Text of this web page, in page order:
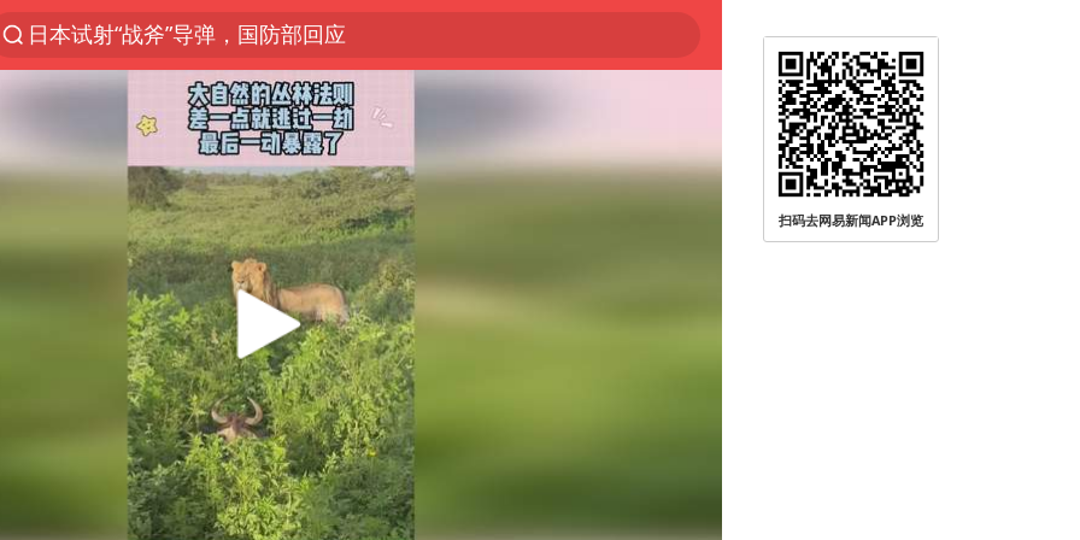
日本试射“战斧”导弹，国防部回应
台风白海豚实时路径
向鹏0-3不敌张本智和
曝韩国足协为外籍裁判员安排色情招待
四川宜宾市高县4.9级地震致1人死亡
广东雷州通报特教老师招聘违规事件
我国外贸延续良好增长态势
“新疆阿勒泰八月能滑雪”不实
陈幸同晋级WTT横滨冠军赛8强
泰国枪击案凶手先杀祖父母后行凶
“立秋的第一杯奶茶”又爆单了
扫码去网易新闻APP浏览